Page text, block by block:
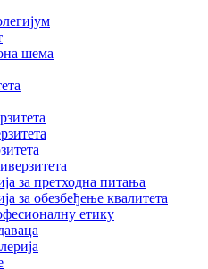
шема
за претходна питања
за обезбеђење квалитета
етику